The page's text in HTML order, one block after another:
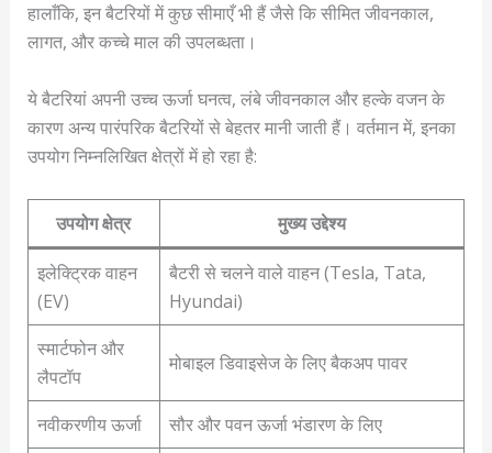
हालाँकि, इन बैटरियों में कुछ सीमाएँ भी हैं जैसे कि सीमित जीवनकाल,
लागत, और कच्चे माल की उपलब्धता।
ये बैटरियां अपनी उच्च ऊर्जा घनत्व, लंबे जीवनकाल और हल्के वजन के
कारण अन्य पारंपरिक बैटरियों से बेहतर मानी जाती हैं। वर्तमान में, इनका
उपयोग निम्नलिखित क्षेत्रों में हो रहा है:
उपयोग क्षेत्र मुख्य उद्देश्य
इलेक्ट्रिक वाहन
(EV)
बैटरी से चलने वाले वाहन (Tesla, Tata,
Hyundai)
स्मार्टफोन और
लैपटॉप
मोबाइल डिवाइसेज के लिए बैकअप पावर
नवीकरणीय ऊर्जा
सौर और पवन ऊर्जा भंडारण के लिए